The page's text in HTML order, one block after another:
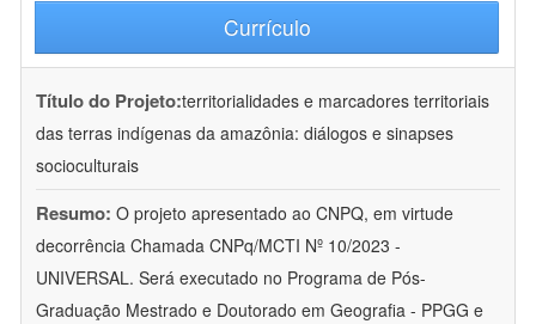
Currículo
Título do Projeto:territorialidades e marcadores territoriais
das terras indígenas da amazônia: diálogos e sinapses
socioculturais
Resumo: O projeto apresentado ao CNPQ, em virtude
decorrência Chamada CNPq/MCTI Nº 10/2023 -
UNIVERSAL. Será executado no Programa de Pós-
Graduação Mestrado e Doutorado em Geografia - PPGG e